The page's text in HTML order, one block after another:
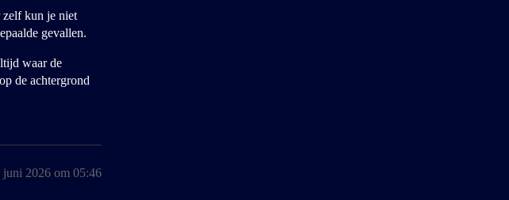
kun je niet
gevallen.
waar de
de achtergrond
juni 2026 om 05:46